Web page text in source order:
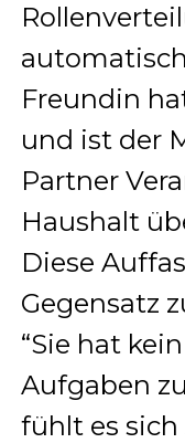
Freundin
und ist der
Partner
Haushalt
Diese
Gegensatz
“Sie hat
Aufgaben
fühlt es sich